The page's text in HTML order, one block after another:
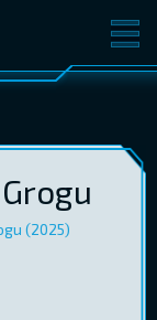
(2025)